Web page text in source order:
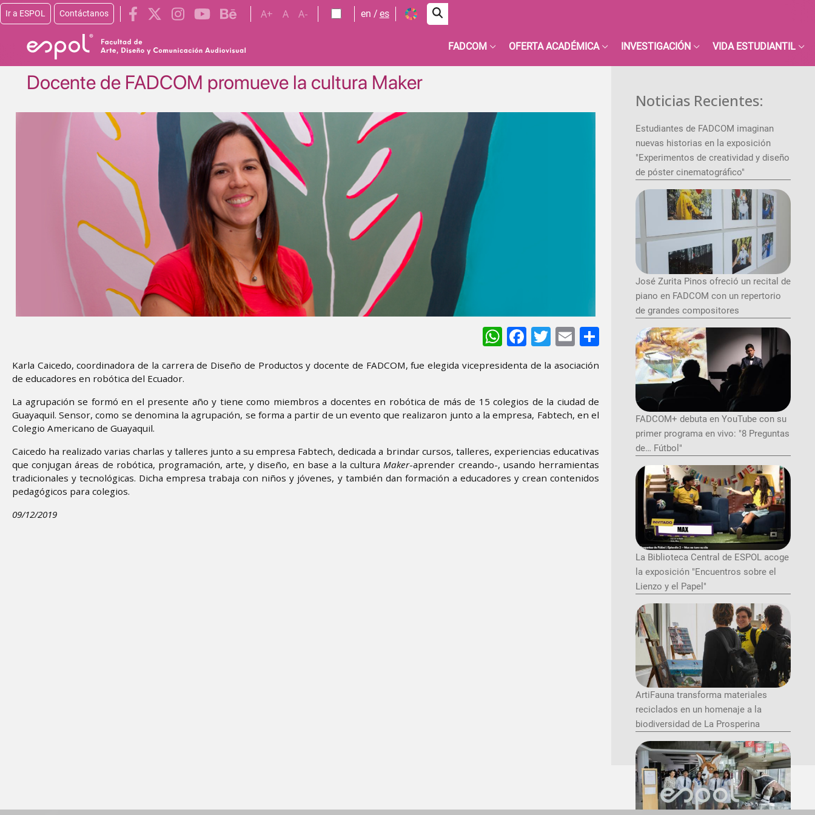
Pasar al contenido principal
Ir a ESPOL Contáctanos A+ A A- en es
FADCOM OFERTA ACADÉMICA INVESTIGACIÓN VIDA ESTUDIANTIL
Docente de FADCOM promueve la cultura Maker
Image
WhatsApp
Facebook
Twitter
EmailShare
Karla Caicedo, coordinadora de la carrera de Diseño de Productos y docente de FADCOM, fue elegida vicepresidenta de la asociación
de educadores en robótica del Ecuador.
La agrupación se formó en el presente año y tiene como miembros a docentes en robótica de más de 15 colegios de la ciudad de
Guayaquil. Sensor, como se denomina la agrupación, se forma a partir de un evento que realizaron junto a la empresa, Fabtech, en el
Colegio Americano de Guayaquil.
Caicedo ha realizado varias charlas y talleres junto a su empresa Fabtech, dedicada a brindar cursos, talleres, experiencias educativas
que conjugan áreas de robótica, programación, arte, y diseño, en base a la cultura Maker-aprender creando-, usando herramientas
tradicionales y tecnológicas. Dicha empresa trabaja con niños y jóvenes, y también dan formación a educadores y crean contenidos
pedagógicos para colegios.
09/12/2019
Noticias Recientes:
Estudiantes de FADCOM imaginan
nuevas historias en la exposición
"Experimentos de creatividad y diseño
de póster cinematográfico"
José Zurita Pinos ofreció un recital de
piano en FADCOM con un repertorio
de grandes compositores
FADCOM+ debuta en YouTube con su
primer programa en vivo: "8 Preguntas
de… Fútbol"
La Biblioteca Central de ESPOL acoge
la exposición "Encuentros sobre el
Lienzo y el Papel"
ArtiFauna transforma materiales
reciclados en un homenaje a la
biodiversidad de La Prosperina